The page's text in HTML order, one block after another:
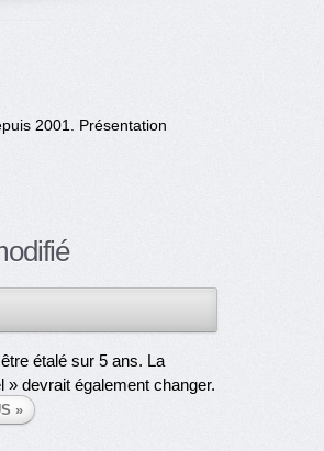
2001. Présentation
étalé sur 5 ans. La
devrait également changer.
»